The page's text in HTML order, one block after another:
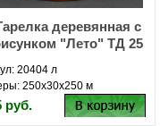
деревянная с
"Лето" ТД 25
20404 л
250х30х250 м
руб.